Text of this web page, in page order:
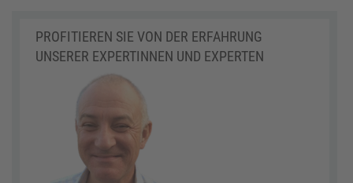
PROFITIEREN SIE VON DER ERFAHRUNG
UNSERER EXPERTINNEN UND EXPERTEN